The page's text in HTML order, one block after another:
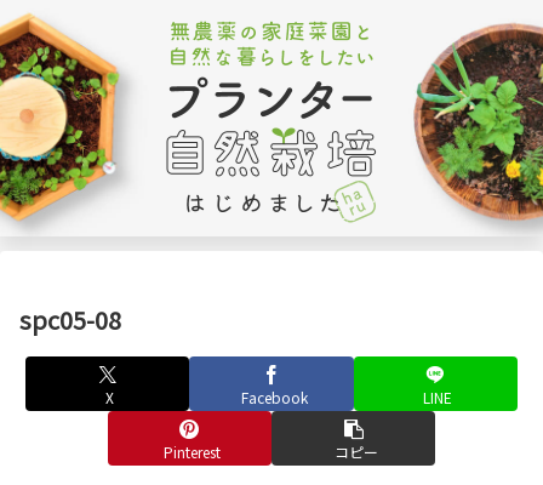
spc05-08
X Facebook LINE
Pinterest コピー